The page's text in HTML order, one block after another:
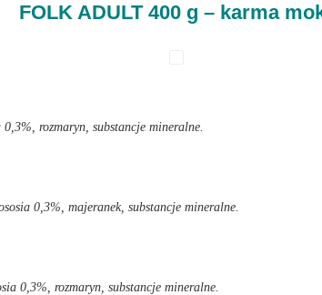
FOLK ADULT 400 g – karma
rozmaryn, substancje mineralne.
0,3%, majeranek, substancje mineralne.
0,3%, rozmaryn, substancje mineralne.